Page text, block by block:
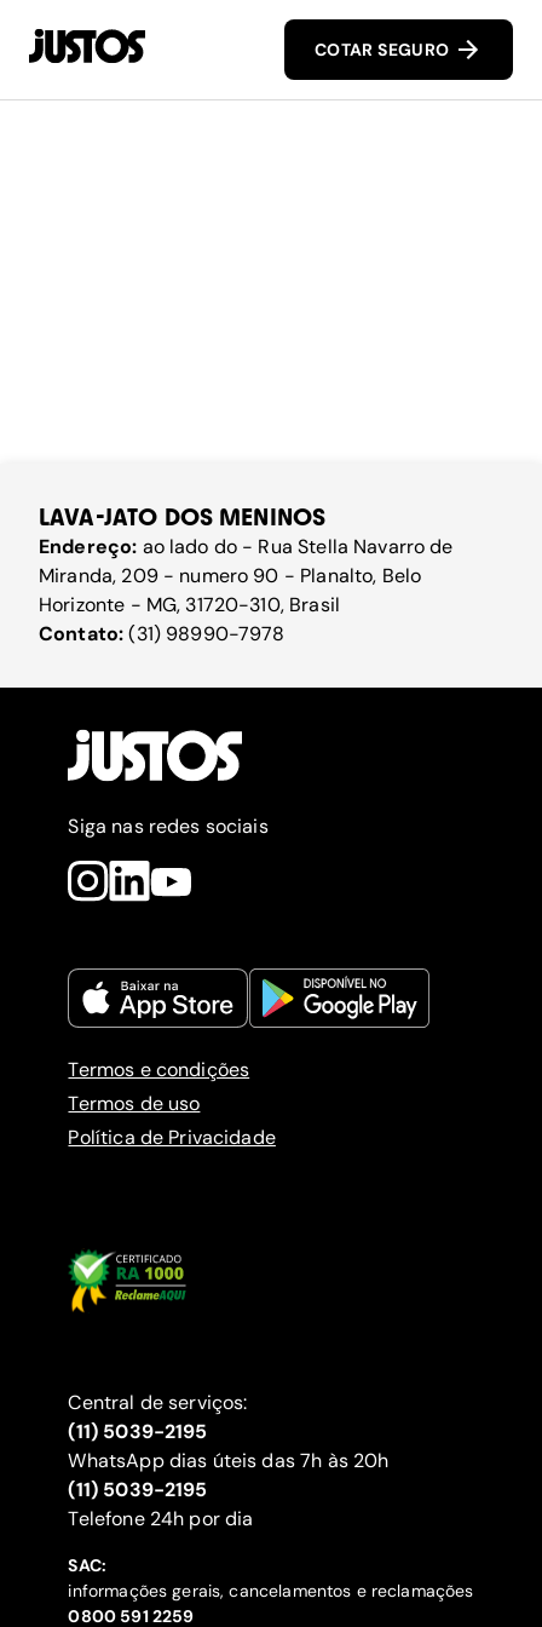
COTAR SEGURO
LAVA-JATO DOS MENINOS
Endereço: ao lado do - Rua Stella Navarro de
Miranda, 209 - numero 90 - Planalto, Belo
Horizonte - MG, 31720-310, Brasil
Contato:(31) 98990-7978
Siga nas redes sociais
Termos e condições
Termos de uso
Política de Privacidade
Central de serviços:
(11) 5039-2195
WhatsApp dias úteis das 7h às 20h
(11) 5039-2195
‍Telefone 24h por dia
SAC:
informações gerais, cancelamentos e reclamações
‍0800 591 2259